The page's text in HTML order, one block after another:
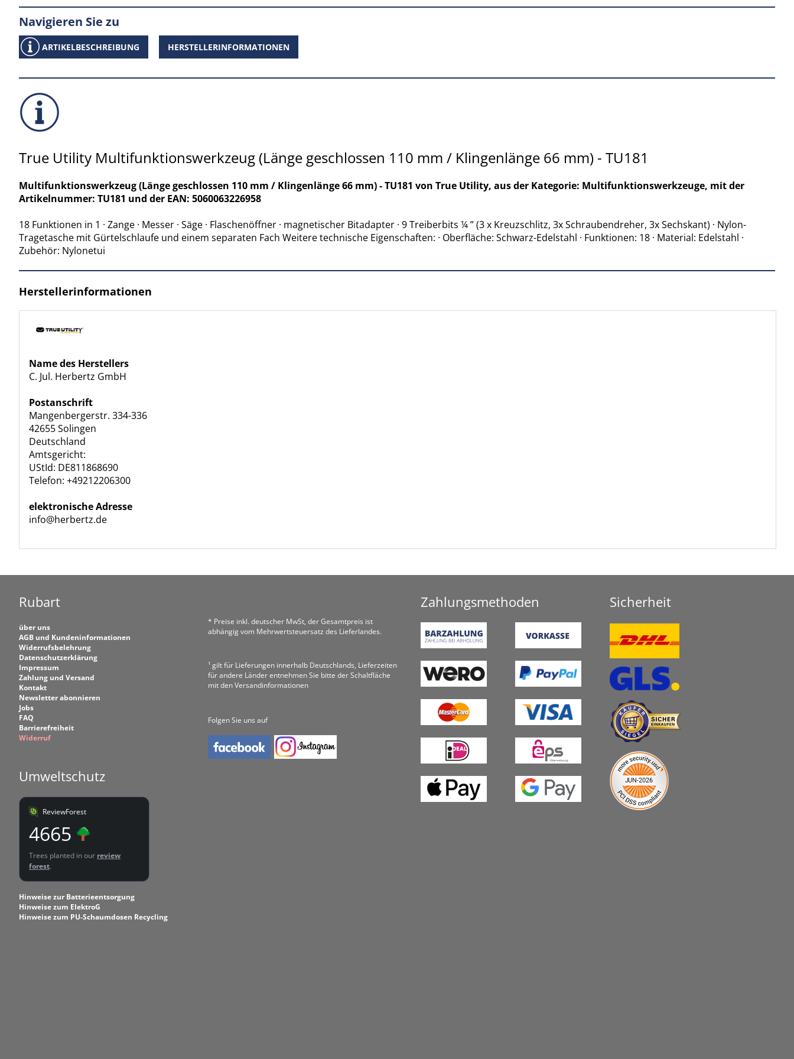
Navigieren Sie zu
ARTIKELBESCHREIBUNG HERSTELLERINFORMATIONEN
True Utility Multifunktionswerkzeug (Länge geschlossen 110 mm / Klingenlänge 66 mm) - TU181
Multifunktionswerkzeug (Länge geschlossen 110 mm / Klingenlänge 66 mm) - TU181 von True Utility, aus der Kategorie: Multifunktionswerkzeuge, mit der
Artikelnummer: TU181 und der EAN: 5060063226958
18 Funktionen in 1 · Zange · Messer · Säge · Flaschenöffner · magnetischer Bitadapter · 9 Treiberbits ¼ ” (3 x Kreuzschlitz, 3x Schraubendreher, 3x Sechskant) · Nylon-
Tragetasche mit Gürtelschlaufe und einem separaten Fach Weitere technische Eigenschaften: · Oberfläche: Schwarz-Edelstahl · Funktionen: 18 · Material: Edelstahl ·
Zubehör: Nylonetui
Herstellerinformationen
Name des Herstellers
C. Jul. Herbertz GmbH
Postanschrift
Mangenbergerstr. 334-336
42655 Solingen
Deutschland
Amtsgericht:
UStId: DE811868690
Telefon: +49212206300
elektronische Adresse
info@herbertz.de
Rubart
über uns
AGB und Kundeninformationen
Widerrufsbelehrung
Datenschutzerklärung
Impressum
Zahlung und Versand
Kontakt
Newsletter abonnieren
Jobs
FAQ
Barrierefreiheit
Widerruf
Umweltschutz
ReviewForest
4665
Trees planted in our review
forest.
Hinweise zur Batterieentsorgung
Hinweise zum ElektroG
Hinweise zum PU-Schaumdosen Recycling
* Preise inkl. deutscher MwSt, der Gesamtpreis ist
abhängig vom Mehrwertsteuersatz des Lieferlandes.
¹ gilt für Lieferungen innerhalb Deutschlands, Lieferzeiten
für andere Länder entnehmen Sie bitte der Schaltfläche
mit den Versandinformationen
Folgen Sie uns auf
Zahlungsmethoden Sicherheit